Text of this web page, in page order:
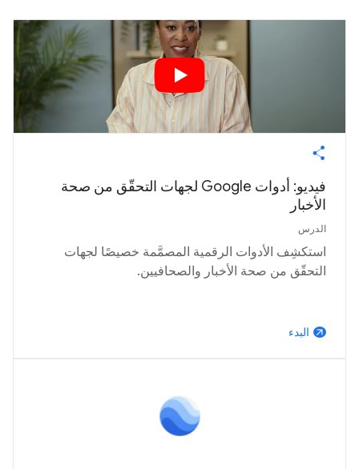
فيديو: أدوات Google لجهات التحقّق من صحة
الأخبار
الدرس
استكشِف الأدوات الرقمية المصمَّمة خصيصًا لجهات
التحقّق من صحة الأخبار والصحافيين.
arrow_outward البدء